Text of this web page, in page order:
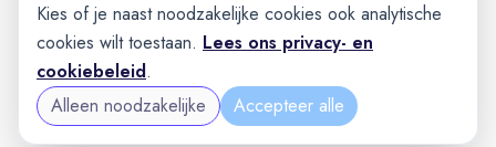
Kies of je naast noodzakelijke cookies ook analytische
cookies wilt toestaan. Lees ons privacy- en
cookiebeleid.
Alleen noodzakelijke
Accepteer alle